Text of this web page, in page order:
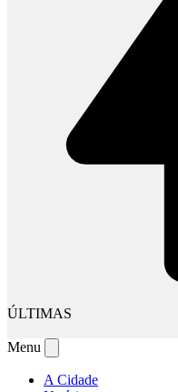
ÚLTIMAS
Menu
A Cidade